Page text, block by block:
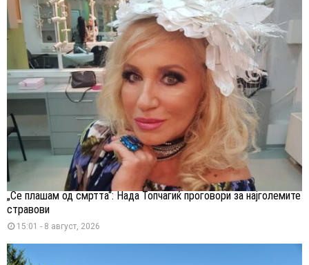
„Се плашам од смртта“: Нада Топчагиќ проговори за најголемите
стравови
15:01 - 8 август, 2026